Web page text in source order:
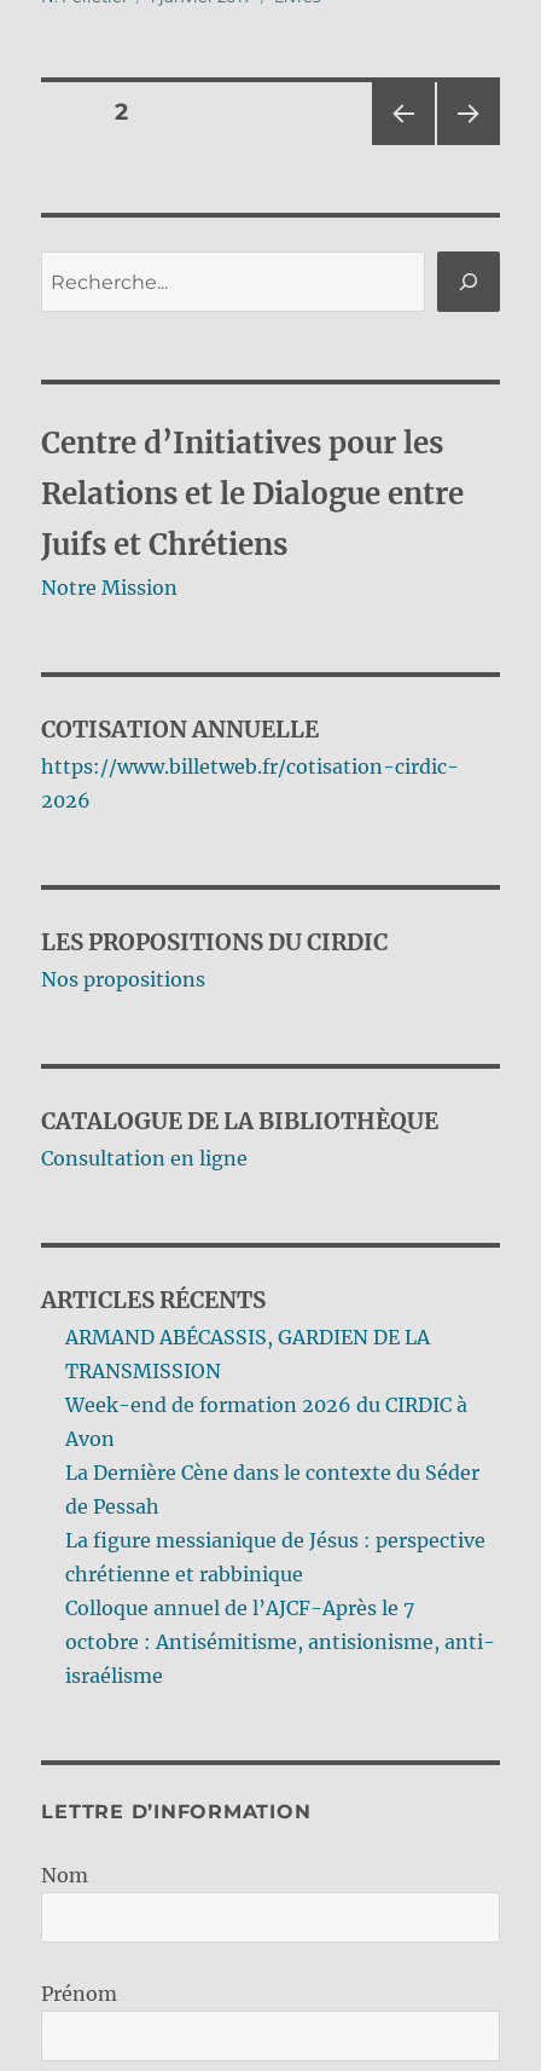
Pagination
publications
CÉD
ENT
PAGE2
ANT
E
Centre d’Initiatives pour les
Relations et le Dialogue entre
Juifs et Chrétiens
Notre Mission
COTISATION ANNUELLE
https://www.billetweb.fr/cotisation-cirdic-
2026
LES PROPOSITIONS DU CIRDIC
Nos propositions
CATALOGUE DE LA BIBLIOTHÈQUE
Consultation en ligne
ARTICLES RÉCENTS
ARMAND ABÉCASSIS, GARDIEN DE LA
TRANSMISSION
Week-end de formation 2026 du CIRDIC à
Avon
La Dernière Cène dans le contexte du Séder
de Pessah
La figure messianique de Jésus : perspective
chrétienne et rabbinique
Colloque annuel de l’AJCF-Après le 7
octobre : Antisémitisme, antisionisme, anti-
israélisme
LETTRE D’INFORMATION
Nom
Prénom